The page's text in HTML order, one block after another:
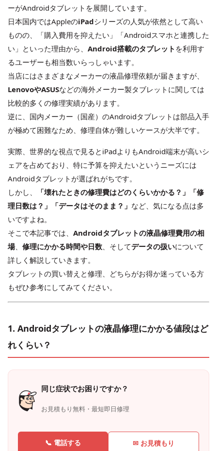
ーがAndroidタブレットを展開しています。
日本国内ではAppleのiPadシリーズの人気が依然として高い
ものの、「購入費用を抑えたい」「Androidスマホと連携した
い」といった理由から、 Android搭載のタブレット を利用す
るユーザーも相当数いらっしゃいます。
当店にはさまざまなメーカーの液晶修理依頼が届きますが、
LenovoやASUSなどの海外メーカー製タブレットに関しては
比較的多くの修理実績があります。
逆に、国内メーカー（国産）のAndroidタブレットは部品入手
が極めて困難なため、修理自体が難しいケースが大半です。
実際、世界的な視点で見るとiPadよりもAndroid端末が高いシ
ェアを占めており、特に予算を抑えたいというニーズには
Androidタブレットが選ばれがちです。
しかし、
「壊れたときの修理費はどのくらいかかる？」「修
理日数は？」「データはそのまま？」 など、気になる点は多
いですよね。
そこで本記事では、 Androidタブレットの液晶修理費用の相
場、 修理にかかる時間や日数、そしてデータの扱いについて
詳しく解説していきます。
タブレットの買い替えと修理、どちらがお得か迷っている方
もぜひ参考にしてみてください。
1. Androidタブレットの液晶修理にかかる値段はど
れくらい？
同じ症状でお困りですか？
お見積もり無料・最短即日修理
📞 電話する ✉ お見積もり